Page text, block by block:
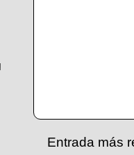
Entrada más